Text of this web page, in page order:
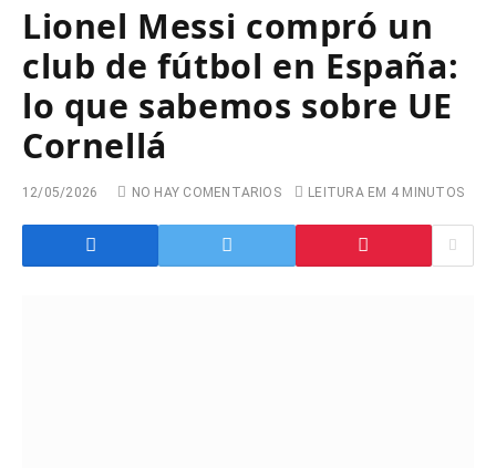
Lionel Messi compró un
club de fútbol en España:
lo que sabemos sobre UE
Cornellá
12/05/2026 NO HAY COMENTARIOS LEITURA EM 4 MINUTOS